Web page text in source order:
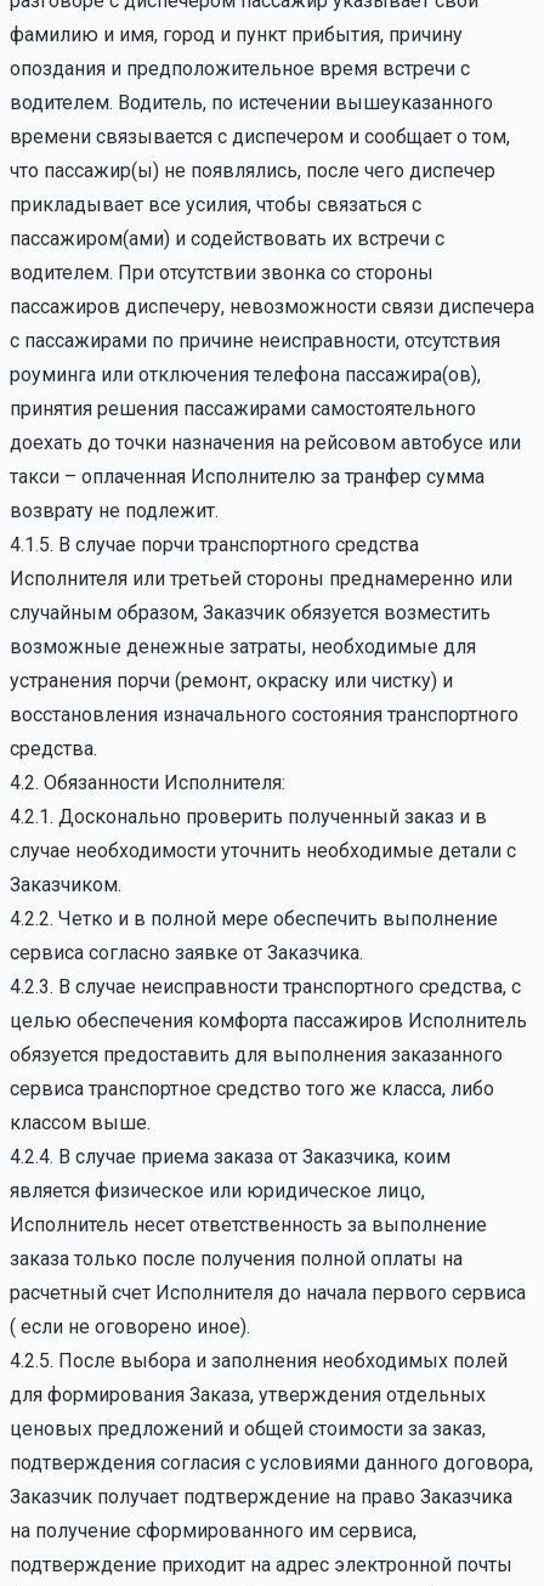
фамилию и имя, город и пункт прибытия, причину
опоздания и предположительное время встречи с
водителем. Водитель, по истечении вышеуказанного
времени связывается с диспечером и сообщает о том,
что пассажир(ы) не появлялись, после чего диспечер
прикладывает все усилия, чтобы связаться с
пассажиром(ами) и содействовать их встречи с
водителем. При отсутствии звонка со стороны
пассажиров диспечеру, невозможности связи диспечера
с пассажирами по причине неисправности, отсутствия
роуминга или отключения телефона пассажира(ов),
принятия решения пассажирами самостоятельного
доехать до точки назначения на рейсовом автобусе или
такси – оплаченная Исполнителю за транфер сумма
возврату не подлежит.
4.1.5. В случае порчи транспортного средства
Исполнителя или третьей стороны преднамеренно или
случайным образом, Заказчик обязуется возместить
возможные денежные затраты, необходимые для
устранения порчи (ремонт, окраску или чистку) и
восстановления изначального состояния транспортного
средства.
4.2. Обязанности Исполнителя:
4.2.1. Досконально проверить полученный заказ и в
случае необходимости уточнить необходимые детали с
Заказчиком.
4.2.2. Четко и в полной мере обеспечить выполнение
сервиса согласно заявке от Заказчика.
4.2.3. В случае неисправности транспортного средства, с
целью обеспечения комфорта пассажиров Исполнитель
обязуется предоставить для выполнения заказанного
сервиса транспортное средство того же класса, либо
классом выше.
4.2.4. В случае приема заказа от Заказчика, коим
является физическое или юридическое лицо,
Исполнитель несет ответственность за выполнение
заказа только после получения полной оплаты на
расчетный счет Исполнителя до начала первого сервиса
( если не оговорено иное).
4.2.5. После выбора и заполнения необходимых полей
для формирования Заказа, утверждения отдельных
ценовых предложений и общей стоимости за заказ,
подтверждения согласия с условиями данного договора,
Заказчик получает подтверждение на право Заказчика
на получение сформированного им сервиса,
подтверждение приходит на адрес электронной почты